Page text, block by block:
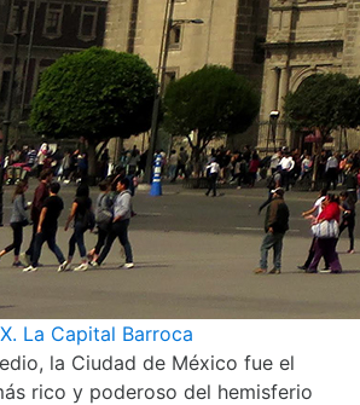
La Capital Barroca
la Ciudad de México fue el
rico y poderoso del hemisferio